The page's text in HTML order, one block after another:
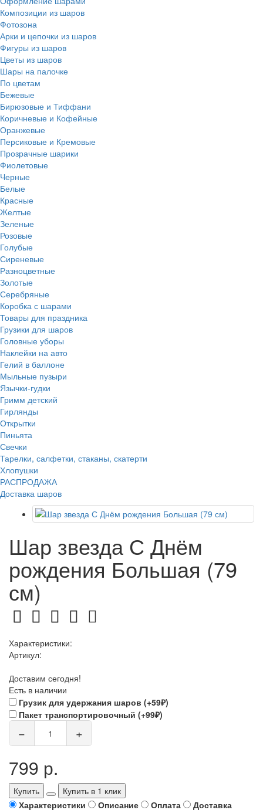
Композиции из шаров
Фотозона
Арки и цепочки из шаров
Фигуры из шаров
Цветы из шаров
Шары на палочке
По цветам
Бежевые
Бирюзовые и Тиффани
Коричневые и Кофейные
Оранжевые
Персиковые и Кремовые
Прозрачные шарики
Фиолетовые
Черные
Белые
Красные
Желтые
Зеленые
Розовые
Голубые
Сиреневые
Разноцветные
Золотые
Серебряные
Коробка с шарами
Товары для праздника
Грузики для шаров
Головные уборы
Наклейки на авто
Гелий в баллоне
Мыльные пузыри
Язычки-гудки
Гримм детский
Гирлянды
Открытки
Пиньята
Свечки
Тарелки, салфетки, стаканы, скатерти
Хлопушки
РАСПРОДАЖА
Доставка шаров
Шар звезда С Днём
рождения Большая (79
см)
Характеристики:
Артикул:
Доставим сегодня!
Есть в наличии
Грузик для удержания шаров (+59₽)
Пакет транспортировочный (+99₽)
− +
799 р.
Купить
Купить в 1 клик
Характеристики
Описание Оплата
Доставка